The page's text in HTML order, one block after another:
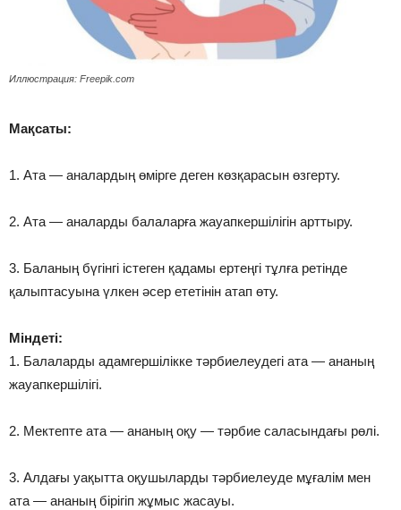
Иллюстрация: Freepik.com
Мақсаты:
1. Ата — аналардың өмірге деген көзқарасын өзгерту.
2. Ата — аналарды балаларға жауапкершілігін арттыру.
3. Баланың бүгінгі істеген қадамы ертеңгі тұлға ретінде
қалыптасуына үлкен әсер ететінін атап өту.
Міндеті:
1. Балаларды адамгершілікке тәрбиелеудегі ата — ананың
жауапкершілігі.
2. Мектепте ата — ананың оқу — тәрбие саласындағы рөлі.
3. Алдағы уақытта оқушыларды тәрбиелеуде мұғалім мен
ата — ананың бірігіп жұмыс жасауы.